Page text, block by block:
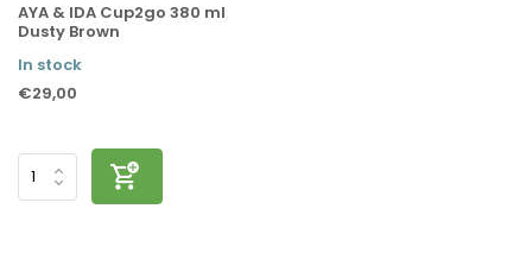
AYA & IDA Cup2go 380 ml
Dusty Brown
In stock
€29,00